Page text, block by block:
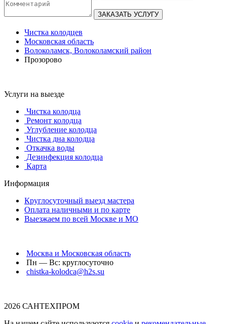
ЗАКАЗАТЬ УСЛУГУ
Чистка колодцев
Московская область
Волоколамск, Волоколамский район
Прозорово
Услуги на выезде
Чистка колодца
Ремонт колодца
Углубление колодца
Чистка дна колодца
Откачка воды
Дезинфекция колодца
Карта
Информация
Круглосуточный выезд мастера
Оплата наличными и по карте
Выезжаем по всей Москве и МО
Москва и Московская область
Пн — Вс: круглосуточно
chistka-kolodca@h2s.su
2026 САНТЕХПРОМ